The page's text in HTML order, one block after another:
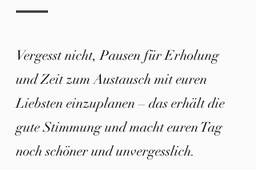
Vergesst nicht, Pausen für Erholung
und Zeit zum Austausch mit euren
Liebsten einzuplanen – das erhält die
gute Stimmung und macht euren Tag
noch schöner und unvergesslich.